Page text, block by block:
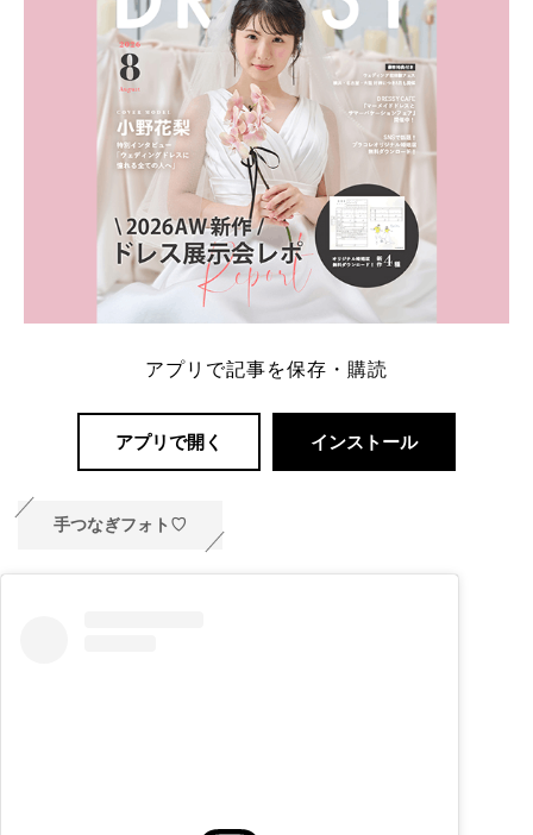
ング診断」か、体験型 […]
続きを読む
アプリで記事を保存・購読
アプリで開く インストール
手つなぎフォト♡